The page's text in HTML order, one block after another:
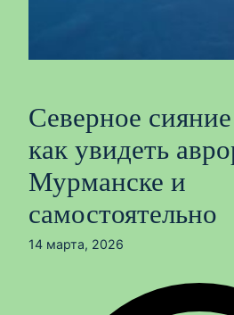
Северное
как увидеть
Мурманске и
самостоятельно
14 марта, 2026